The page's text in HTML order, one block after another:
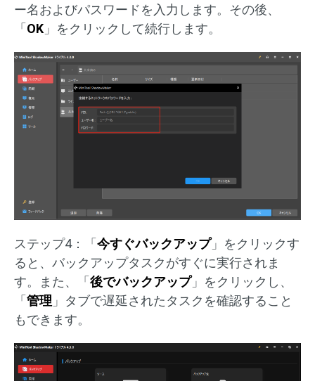
ー名およびパスワードを入力します。その後、
「 OK 」をクリックして続行します。
ステップ4：「 今すぐバックアップ」をクリックす
ると、バックアップタスクがすぐに実行されま
す。また、「 後でバックアップ」をクリックし、
「 管理 」タブで遅延されたタスクを確認すること
もできます。